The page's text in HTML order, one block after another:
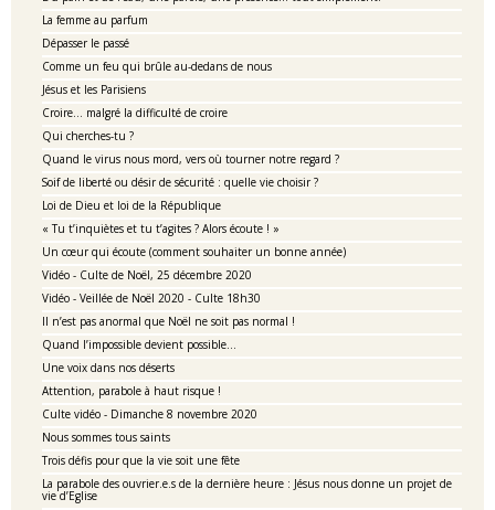
La femme au parfum
Dépasser le passé
Comme un feu qui brûle au-dedans de nous
Jésus et les Parisiens
Croire… malgré la difficulté de croire
Qui cherches-tu ?
Quand le virus nous mord, vers où tourner notre regard ?
Soif de liberté ou désir de sécurité : quelle vie choisir ?
Loi de Dieu et loi de la République
« Tu t’inquiètes et tu t’agites ? Alors écoute ! »
Un cœur qui écoute (comment souhaiter un bonne année)
Vidéo - Culte de Noël, 25 décembre 2020
Vidéo - Veillée de Noël 2020 - Culte 18h30
Il n’est pas anormal que Noël ne soit pas normal !
Quand l’impossible devient possible…
Une voix dans nos déserts
Attention, parabole à haut risque !
Culte vidéo - Dimanche 8 novembre 2020
Nous sommes tous saints
Trois défis pour que la vie soit une fête
La parabole des ouvrier.e.s de la dernière heure : Jésus nous donne un projet de
vie d’Eglise